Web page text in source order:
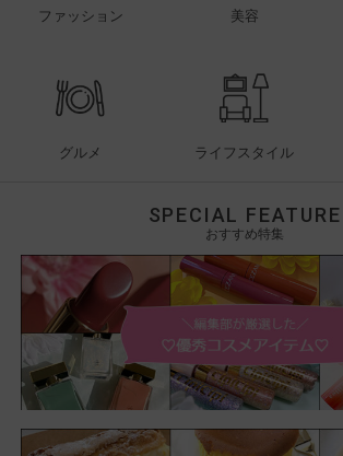
ファッション 美容
グルメ ライフスタイル
SPECIAL FEATURE
おすすめ特集